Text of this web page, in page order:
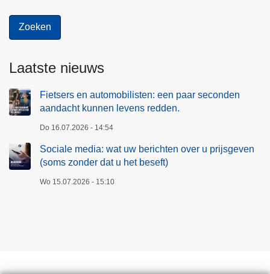
Laatste nieuws
Fietsers en automobilisten: een paar seconden
aandacht kunnen levens redden.
Do 16.07.2026 - 14:54
Sociale media: wat uw berichten over u prijsgeven
(soms zonder dat u het beseft)
Wo 15.07.2026 - 15:10